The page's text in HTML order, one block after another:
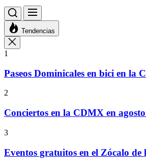
Tendencias
1
Paseos Dominicales en bici en la
2
Conciertos en la CDMX en
3
Eventos gratuitos en el Zócalo